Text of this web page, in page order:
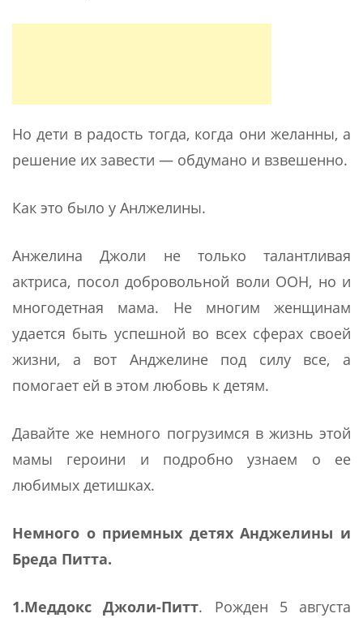
Но дети в радость тогда, когда они желанны, а
решение их завести — обдумано и взвешенно.
Как это было у Анлжелины.
Анжелина Джоли не только талантливая
актриса, посол добровольной воли ООН, но и
многодетная мама. Не многим женщинам
удается быть успешной во всех сферах своей
жизни, а вот Анджелине под силу все, а
помогает ей в этом любовь к детям.
Давайте же немного погрузимся в жизнь этой
мамы героини и подробно узнаем о ее
любимых детишках.
Немного о приемных детях Анджелины и
Бреда Питта.
1.Меддокс Джоли-Питт. Рожден 5 августа